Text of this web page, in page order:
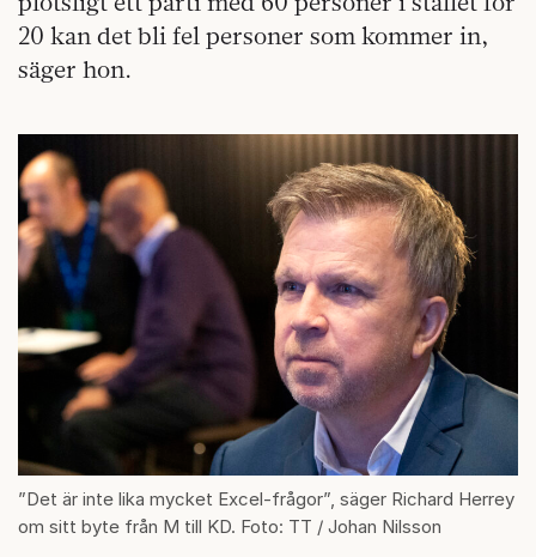
20 kan det bli fel personer som kommer in,
säger hon.
”Det är inte lika mycket Excel-frågor”, säger Richard Herrey
om sitt byte från M till KD. Foto: TT / Johan Nilsson